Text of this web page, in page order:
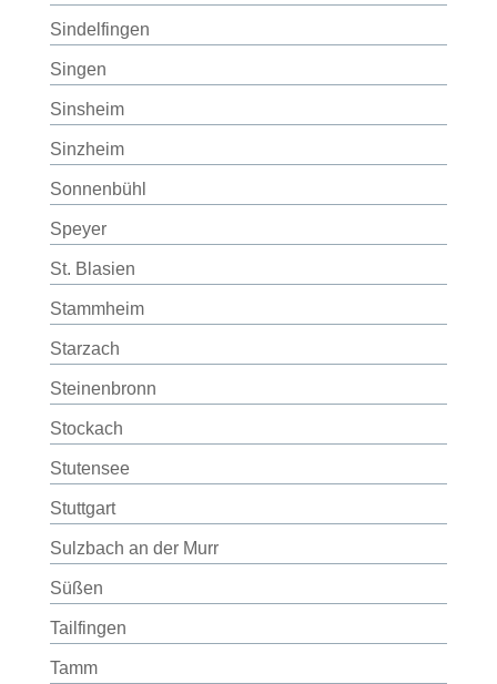
Sindelfingen
Singen
Sinsheim
Sinzheim
Sonnenbühl
Speyer
St. Blasien
Stammheim
Starzach
Steinenbronn
Stockach
Stutensee
Stuttgart
Sulzbach an der Murr
Süßen
Tailfingen
Tamm